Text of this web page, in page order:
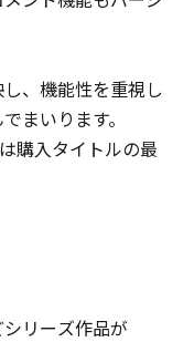
、機能性を重視し
まいります。
購入タイトルの最
リーズ作品が